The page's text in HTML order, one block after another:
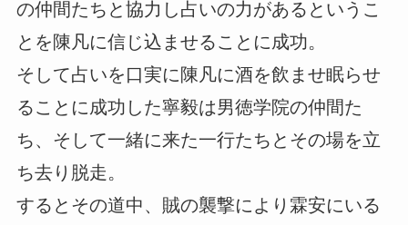
の仲間たちと協力し占いの力があるというこ
とを陳凡に信じ込ませることに成功。
そして占いを口実に陳凡に酒を飲ませ眠らせ
ることに成功した寧毅は男徳学院の仲間た
ち、そして一緒に来た一行たちとその場を立
ち去り脱走。
するとその道中、賊の襲撃により霖安にいる